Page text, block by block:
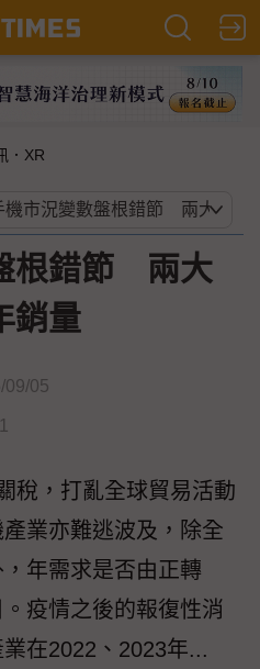
．XR
根錯節 兩大
銷量
09/05
稅，打亂全球貿易活動
業亦難逃波及，除全
年需求是否由正轉
疫情之後的報復性消
在2022、2023年...